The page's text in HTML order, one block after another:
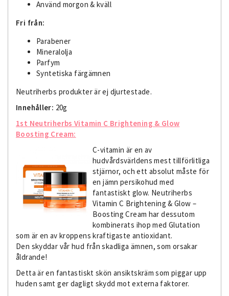
Använd morgon & kväll
Fri från:
Parabener
Mineralolja
Parfym
Syntetiska färgämnen
Neutriherbs produkter är ej djurtestade.
Innehåller: 20g
1st Neutriherbs Vitamin C Brightening & Glow
Boosting Cream:
C-vitamin är en av
hudvårdsvärldens mest tillförlitliga
stjärnor, och ett absolut måste för
en jämn persikohud med
fantastiskt glow. Neutriherbs
Vitamin C Brightening & Glow –
Boosting Cream har dessutom
kombinerats ihop med Glutation
som är en av kroppens kraftigaste antioxidant.
Den skyddar vår hud från skadliga ämnen, som orsakar
åldrande!
Detta är en fantastiskt skön ansiktskräm som piggar upp
huden samt ger dagligt skydd mot externa faktorer.